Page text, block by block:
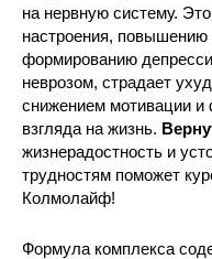
на нервную систему.
настроения,
формированию
неврозом, страдает
снижением мотивации и
взгляда на жизнь.
жизнерадостность и
трудностям поможет
Колмолайф!
Формула комплекса